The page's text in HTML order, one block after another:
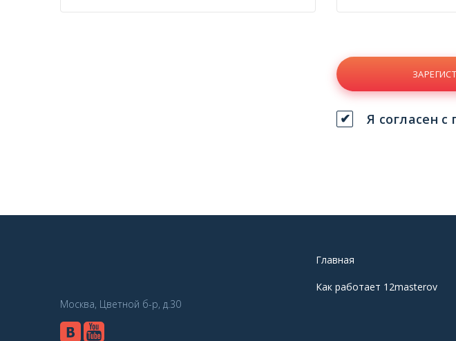
Я согласен с
Москва, Цветной б-р, д.30
Главная
Как работает 12masterov